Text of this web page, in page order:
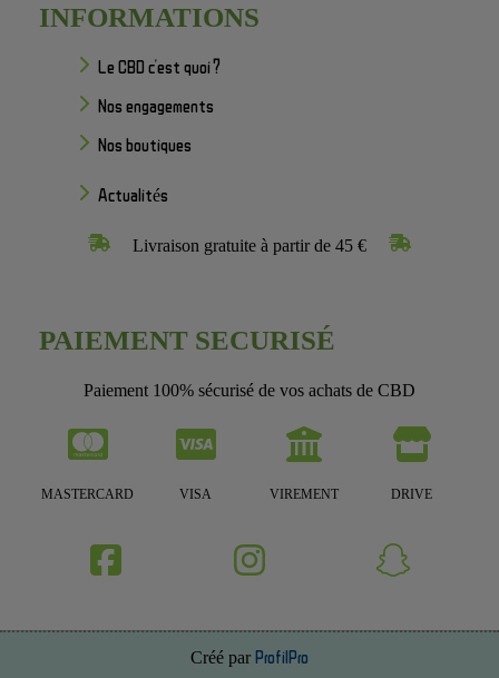
INFORMATIONS
Le CBD c'est quoi ?
Nos engagements
Nos boutiques
Actualités
Livraison gratuite à partir de 45 €
PAIEMENT SECURISÉ
Paiement 100% sécurisé de vos achats de CBD
MASTERCARD VISA VIREMENT DRIVE
Créé par ProfilPro